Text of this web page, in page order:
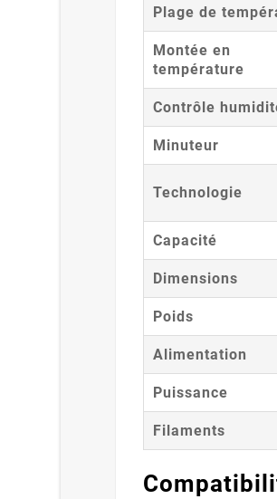
Plage de
Montée en
température
Contrôle
Minuteur
Technologie
Capacité
Dimensions
Poids
Alimentation
Puissance
Filaments